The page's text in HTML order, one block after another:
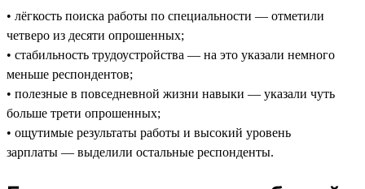
• лёгкость поиска работы по специальности — отметили
четверо из десяти опрошенных;
• стабильность трудоустройства — на это указали немного
меньше респондентов;
• полезные в повседневной жизни навыки — указали чуть
больше трети опрошенных;
• ощутимые результаты работы и высокий уровень
зарплаты — выделили остальные респонденты.